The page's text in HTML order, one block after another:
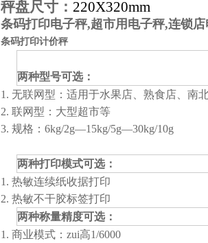
秤盘尺寸： 220X320mm
条码打印电子秤,超市用电子秤,连锁
条码打印计价秤
两种型号可选：
1. 无联网型：适用于水果店、熟食店、南
2. 联网型：大型超市等
3. 规格：6kg/2g—15kg/5g—30kg/10g
两种打印模式可选：
1. 热敏连续纸收据打印
2. 热敏不干胶标签打印
两种称量精度可选：
1. 商业模式：zui高1/6000